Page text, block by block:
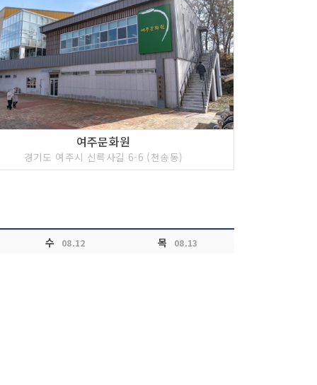
여주문화원
경기도 여주시 신륵사길 6-6 (천송동)
수 08.12 목 08.13